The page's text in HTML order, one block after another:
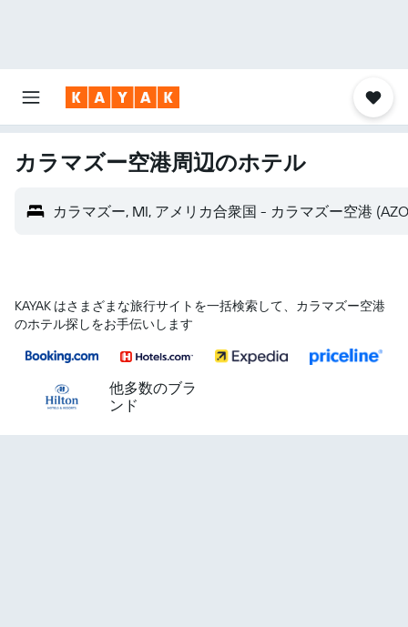
カラマズー空港​周辺のホテル
カラマズー, MI, アメリカ合衆国 - カラマズー空港
KAYAK はさまざまな旅行サイトを一括検索して、カラマズー空港
のホテル探しをお手伝いします
他多数のブラ
ンド